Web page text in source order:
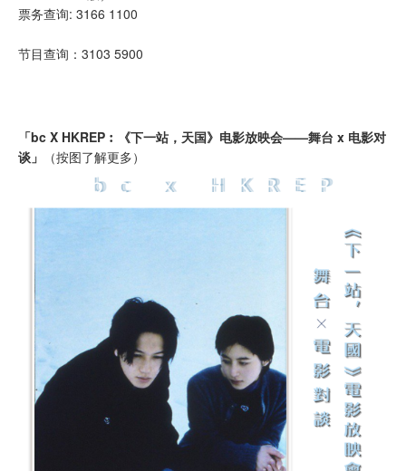
票务查询: 3166 1100
节目查询：3103 5900
「bc X HKREP︰《下一站，天国》电影放映会——舞台 x 电影对
谈」
（按图了解更多）